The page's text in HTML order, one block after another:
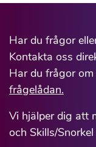
Har du frågor
Kontakta oss
Har du frågor
frågelådan.
Vi hjälper dig att
och Skills/